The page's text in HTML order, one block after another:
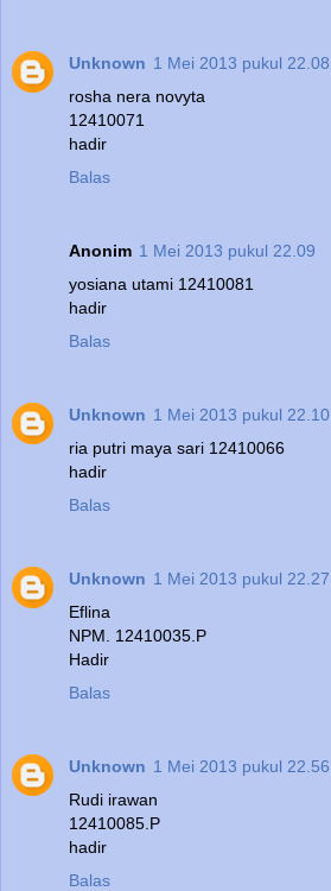
Unknown 1 Mei 2013 pukul 22.08
rosha nera novyta
12410071
hadir
Balas
Anonim 1 Mei 2013 pukul 22.09
yosiana utami 12410081
hadir
Balas
Unknown 1 Mei 2013 pukul 22.10
ria putri maya sari 12410066
hadir
Balas
Unknown 1 Mei 2013 pukul 22.27
Eflina
NPM. 12410035.P
Hadir
Balas
Unknown 1 Mei 2013 pukul 22.56
Rudi irawan
12410085.P
hadir
Balas